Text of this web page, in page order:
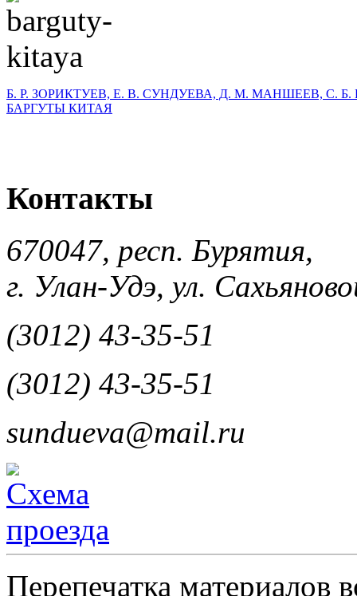
Б. Р. ЗОРИКТУЕВ, Е. В. СУНДУЕВА, Д. М. МАНШЕЕВ, С.
БАРГУТЫ КИТАЯ
Контакты
670047, респ. Бурятия,
г. Улан-Удэ, ул.
(3012) 43-35-51
(3012) 43-35-51
sundueva@mail.ru
Перепечатка материалов